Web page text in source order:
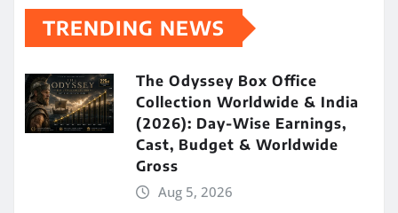
TRENDING NEWS
The Odyssey Box Office
Collection Worldwide & India
(2026): Day-Wise Earnings,
Cast, Budget & Worldwide
Gross
Aug 5, 2026